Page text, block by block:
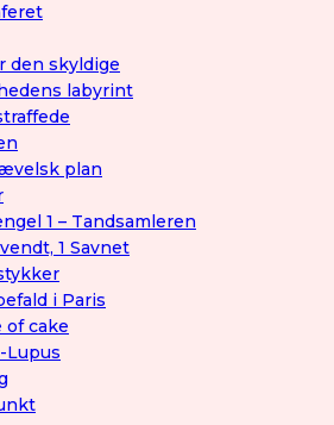
den skyldige
labyrint
plan
1 – Tandsamleren
1 Savnet
i Paris
of cake
Lupus